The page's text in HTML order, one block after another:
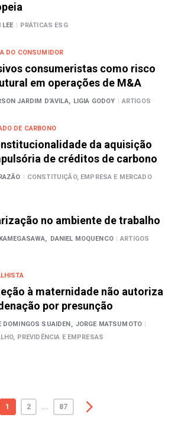
LEE | PRÁTICAS ESG
DO CONSUMIDOR
consumeristas como risco
em operações de M&A
JARDIM D’AVILA, LIGIA GODOY | ARTIGOS
DE CARBONO
da aquisição
de créditos de carbono
| CONSTITUIÇÃO, EMPRESA E MERCADO
no ambiente de trabalho
DANIEL MOQUENCO | ARTIGOS
à maternidade não autoriza
por presunção
DOMINGOS SUAIDEN, JORGE MATSUMOTO |
PREVIDÊNCIA E EMPRESAS
1 2 ... 87